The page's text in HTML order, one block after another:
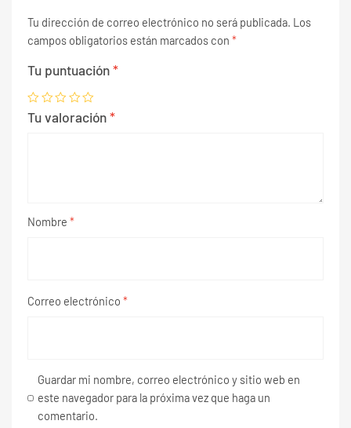
Tu dirección de correo electrónico no será publicada. Los
campos obligatorios están marcados con *
Tu puntuación*
Tu valoración*
Nombre *
Correo electrónico *
Guardar mi nombre, correo electrónico y sitio web en
este navegador para la próxima vez que haga un
comentario.